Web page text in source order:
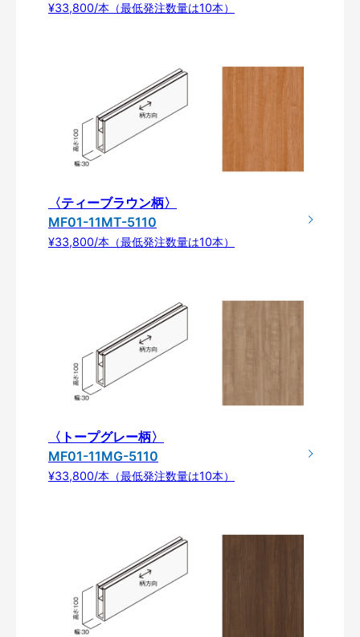
¥33,800/本（最低発注数量は10本）
〈ティーブラウン柄〉
MF01-11MT-5110
¥33,800/本（最低発注数量は10本）
〈トープグレー柄〉
MF01-11MG-5110
¥33,800/本（最低発注数量は10本）